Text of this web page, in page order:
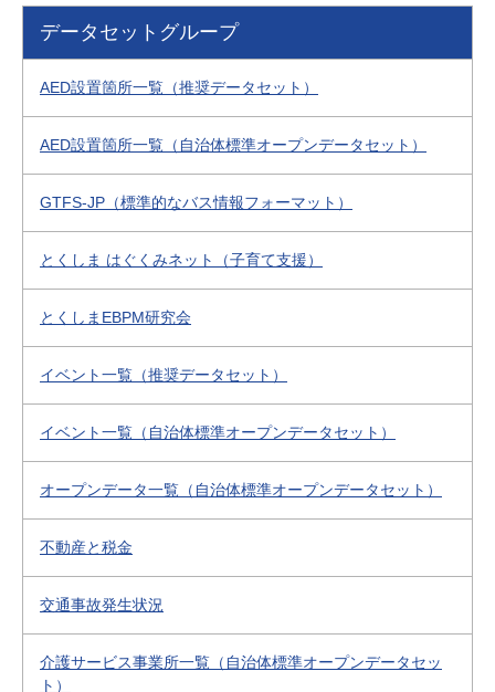
データセットグループ
AED設置箇所一覧（推奨データセット）
AED設置箇所一覧（自治体標準オープンデータセット）
GTFS-JP（標準的なバス情報フォーマット）
とくしま はぐくみネット（子育て支援）
とくしまEBPM研究会
イベント一覧（推奨データセット）
イベント一覧（自治体標準オープンデータセット）
オープンデータ一覧（自治体標準オープンデータセット）
不動産と税金
交通事故発生状況
介護サービス事業所一覧（自治体標準オープンデータセッ
ト）